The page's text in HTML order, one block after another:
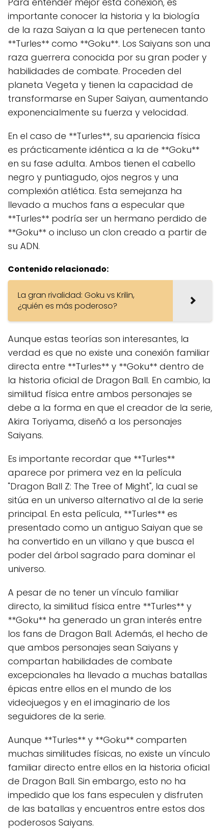
importante conocer la historia y la biología
de la raza Saiyan a la que pertenecen tanto
**Turles** como **Goku**. Los Saiyans son una
raza guerrera conocida por su gran poder y
habilidades de combate. Proceden del
planeta Vegeta y tienen la capacidad de
transformarse en Super Saiyan, aumentando
exponencialmente su fuerza y velocidad.
En el caso de **Turles**, su apariencia física
es prácticamente idéntica a la de **Goku**
en su fase adulta. Ambos tienen el cabello
negro y puntiagudo, ojos negros y una
complexión atlética. Esta semejanza ha
llevado a muchos fans a especular que
**Turles** podría ser un hermano perdido de
**Goku** o incluso un clon creado a partir de
su ADN.
Contenido relacionado:
La gran rivalidad: Goku vs Krilin,
¿quién es más poderoso?
Aunque estas teorías son interesantes, la
verdad es que no existe una conexión familiar
directa entre **Turles** y **Goku** dentro de
la historia oficial de Dragon Ball. En cambio, la
similitud física entre ambos personajes se
debe a la forma en que el creador de la serie,
Akira Toriyama, diseñó a los personajes
Saiyans.
Es importante recordar que **Turles**
aparece por primera vez en la película
"Dragon Ball Z: The Tree of Might", la cual se
sitúa en un universo alternativo al de la serie
principal. En esta película, **Turles** es
presentado como un antiguo Saiyan que se
ha convertido en un villano y que busca el
poder del árbol sagrado para dominar el
universo.
A pesar de no tener un vínculo familiar
directo, la similitud física entre **Turles** y
**Goku** ha generado un gran interés entre
los fans de Dragon Ball. Además, el hecho de
que ambos personajes sean Saiyans y
compartan habilidades de combate
excepcionales ha llevado a muchas batallas
épicas entre ellos en el mundo de los
videojuegos y en el imaginario de los
seguidores de la serie.
Aunque **Turles** y **Goku** comparten
muchas similitudes físicas, no existe un vínculo
familiar directo entre ellos en la historia oficial
de Dragon Ball. Sin embargo, esto no ha
impedido que los fans especulen y disfruten
de las batallas y encuentros entre estos dos
poderosos Saiyans.